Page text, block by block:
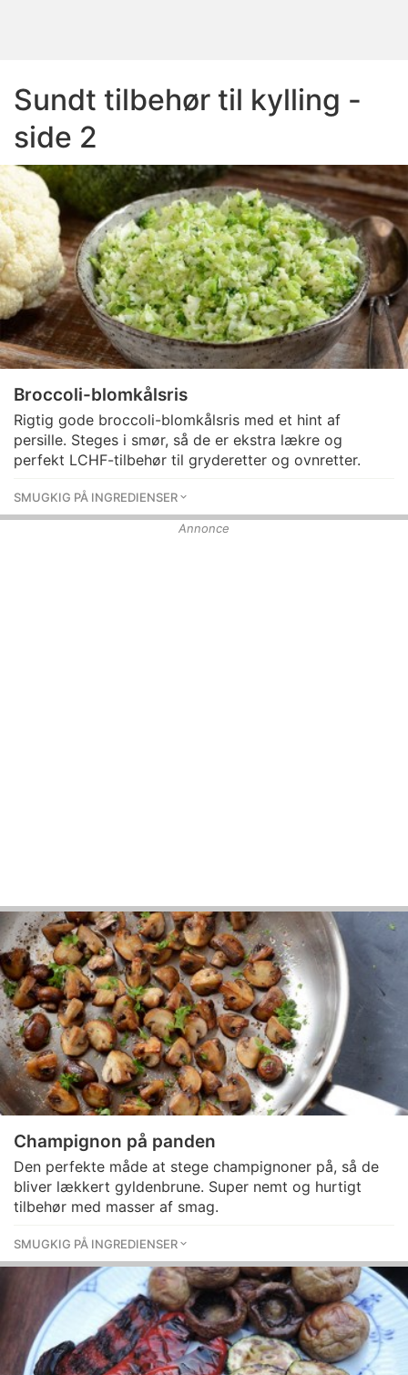
Sundt tilbehør til kylling -
side 2
Broccoli-blomkålsris
Rigtig gode broccoli-blomkålsris med et hint af
persille. Steges i smør, så de er ekstra lækre og
perfekt LCHF-tilbehør til gryderetter og ovnretter.
SMUGKIG PÅ INGREDIENSER
Annonce
Champignon på panden
Den perfekte måde at stege champignoner på, så de
bliver lækkert gyldenbrune. Super nemt og hurtigt
tilbehør med masser af smag.
SMUGKIG PÅ INGREDIENSER